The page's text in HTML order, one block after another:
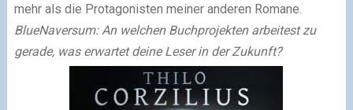
mehr als die Protagonisten meiner anderen Romane.
BlueNaversum: An welchen Buchprojekten arbeitest zu
gerade, was erwartet deine Leser in der Zukunft?